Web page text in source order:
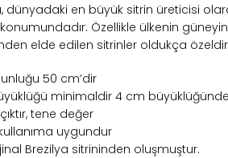
, dünyadaki en büyük sitrin üreticisi
Özellikle ülkenin
elde edilen sitrinler oldukça
50 cm’dir
minimaldir 4 cm
tene değer
uygundur
Brezilya sitrininden oluşmuştur.